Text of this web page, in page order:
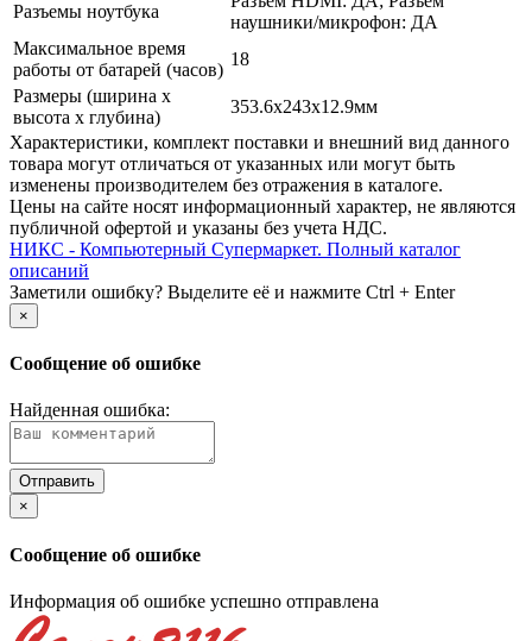
Разъемы ноутбука
наушники/­микрофон: ДА
Максимальное время
работы от батарей (часов)
18
Размеры (ширина х
высота х глубина)
353.6x243x12.9мм
Xарактеристики, комплект поставки и внешний вид данного
товара могут отличаться от указанных или могут быть
изменены производителем без отражения в каталоге.
Цены на сайте носят информационный характер, не являются
публичной офертой и указаны без учета НДС.
НИКС - Компьютерный Cупермаркет. Полный каталог
описаний
Заметили ошибку? Выделите её и нажмите Ctrl + Enter
×
Сообщение об ошибке
Найденная ошибка:
×
Сообщение об ошибке
Информация об ошибке успешно отправлена